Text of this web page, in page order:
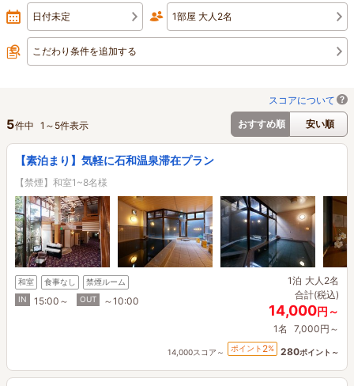
日付未定 1部屋 大人2名
こだわり条件を追加する
スコアについて
おすすめ順
安い順
5件中 1 ～ 5件表示
【素泊まり】気軽に石和温泉滞在プラン
【禁煙】和室1~8名様
和室 食事なし
禁煙ルーム
IN
15:00～ OUT ～10:00
1泊 大人2名
合計(税込)
14,000円～
1名 7,000円～
14,000スコア～ ポイント 2% 280ポイント～